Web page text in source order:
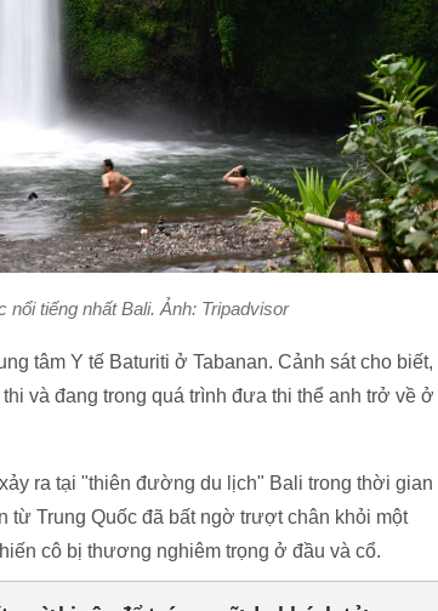
tiếng nhất Bali. Ảnh: Tripadvisor
tâm Y tế Baturiti ở Tabanan. Cảnh sát cho biết,
và đang trong quá trình đưa thi thể anh trở về ở
ra tại "thiên đường du lịch" Bali trong thời gian
từ Trung Quốc đã bất ngờ trượt chân khỏi một
cô bị thương nghiêm trọng ở đầu và cổ.